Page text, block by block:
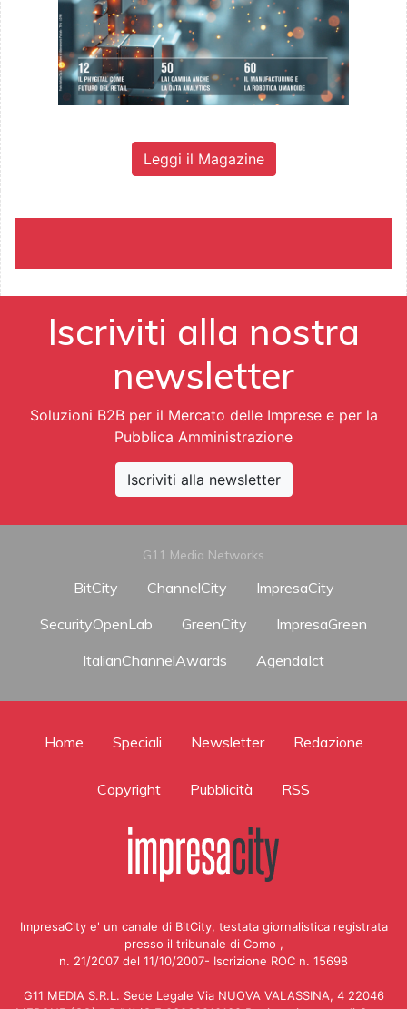
Leggi il Magazine
Iscriviti alla nostra
newsletter
Soluzioni B2B per il Mercato delle Imprese e per la
Pubblica Amministrazione
Iscriviti alla newsletter
G11 Media Networks
BitCity ChannelCity
ImpresaCity
SecurityOpenLab
GreenCity
ImpresaGreen
ItalianChannelAwards
AgendaIct
Home Speciali Newsletter Redazione
Copyright Pubblicità RSS
ImpresaCity e' un canale di BitCity, testata giornalistica registrata
presso il tribunale di Como ,
n. 21/2007 del 11/10/2007- Iscrizione ROC n. 15698
G11 MEDIA S.R.L. Sede Legale Via NUOVA VALASSINA, 4 22046